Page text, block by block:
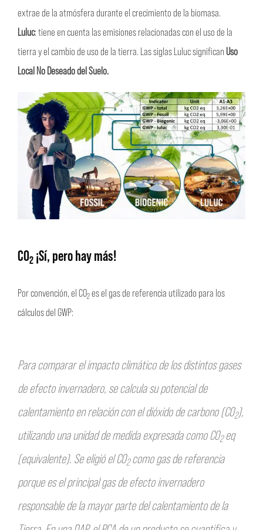
extrae de la atmósfera durante el crecimiento de la biomasa.
Luluc: tiene en cuenta las emisiones relacionadas con el uso de la
tierra y el cambio de uso de la tierra. Las siglas Luluc significan Uso
Local No Deseado del Suelo.
CO2 ¡Sí, pero hay más!
Por convención, el CO2es el gas de referencia utilizado para los
cálculos del GWP:
Para comparar el impacto climático de los distintos gases
de efecto invernadero, se calcula su potencial de
calentamiento en relación con el dióxido de carbono (CO2),
utilizando una unidad de medida expresada como CO2eq
(equivalente). Se eligió el CO2como gas de referencia
porque es el principal gas de efecto invernadero
responsable de la mayor parte del calentamiento de la